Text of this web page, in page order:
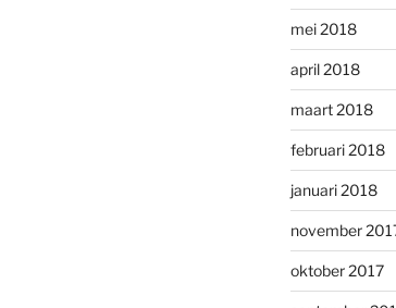
mei 2018
april 2018
maart 2018
februari 2018
januari 2018
november
oktober 2017